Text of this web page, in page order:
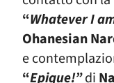
“Whatever I
Ohanesian
e
“Epique!”di